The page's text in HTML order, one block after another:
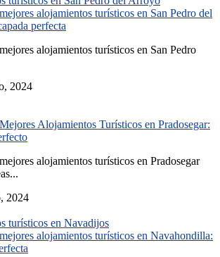
alojamientos turísticos en San Pedro del
perfecta
alojamientos turísticos en San Pedro
2024
Alojamientos Turísticos en Pradosegar:
alojamientos turísticos en Pradosegar
2024
alojamientos turísticos en Navahondilla: